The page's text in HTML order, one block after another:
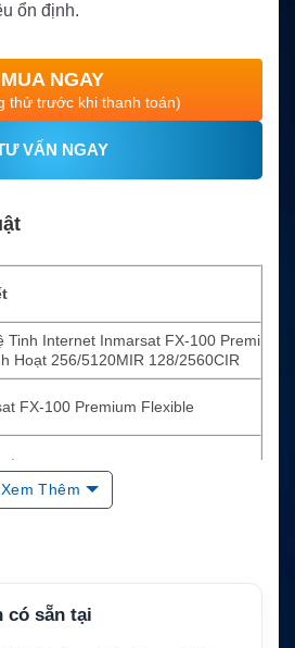
ổn định.
MUA NGAY
thử trước khi thanh toán)
VẤN NGAY
Tinh Internet Inmarsat FX-100 Premi
Hoạt 256/5120MIR 128/2560CIR
FX-100 Premium Flexible
Xem Thêm
có sẵn tại